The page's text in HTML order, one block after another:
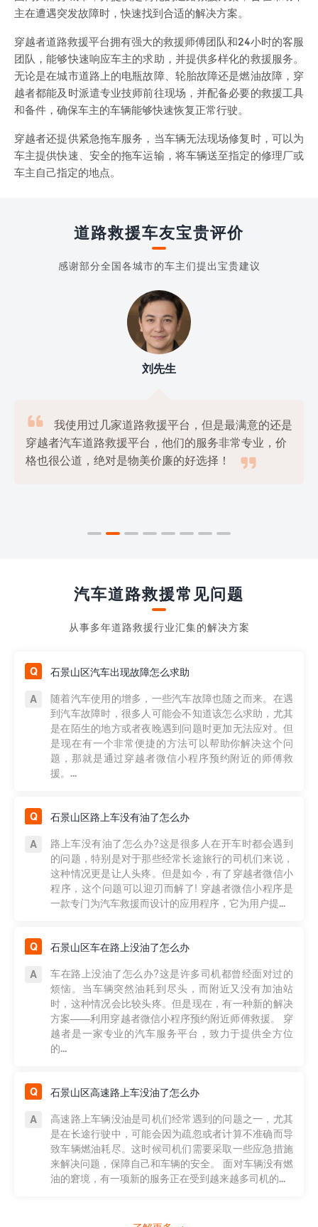
主在遭遇突发故障时，快速找到合适的解决方案。
穿越者道路救援平台拥有强大的救援师傅团队和24小时的客服
团队，能够快速响应车主的求助，并提供多样化的救援服务。
无论是在城市道路上的电瓶故障、轮胎故障还是燃油故障，穿
越者都能及时派遣专业技师前往现场，并配备必要的救援工具
和备件，确保车主的车辆能够快速恢复正常行驶。
穿越者还提供紧急拖车服务，当车辆无法现场修复时，可以为
车主提供快速、安全的拖车运输，将车辆送至指定的修理厂或
车主自己指定的地点。
道路救援车友宝贵评价
感谢部分全国各城市的车主们提出宝贵建议
刘先生

我使用过几家道路救援平台，但是最满意的还是
穿越者汽车道路救援平台，他们的服务非常专业，价
格也很公道，绝对是物美价廉的好选择！

汽车道路救援常见问题
从事多年道路救援行业汇集的解决方案
石景山区汽车出现故障怎么求助
随着汽车使用的增多，一些汽车故障也随之而来。在遇
到汽车故障时，很多人可能会不知道该怎么求助，尤其
是在陌生的地方或者夜晚遇到问题时更加无法应对。但
是现在有一个非常便捷的方法可以帮助你解决这个问
题，那就是通过穿越者微信小程序预约附近的师傅救
援。...
石景山区路上车没有油了怎么办
路上车没有油了怎么办?这是很多人在开车时都会遇到
的问题，特别是对于那些经常长途旅行的司机们来说，
这种情况更是让人头疼。但是如今，有了穿越者微信小
程序，这个问题可以迎刃而解了! 穿越者微信小程序是
一款专门为汽车救援而设计的应用程序，它为用户提...
石景山区车在路上没油了怎么办
车在路上没油了怎么办?这是许多司机都曾经面对过的
烦恼。当车辆突然油耗到尽头，而附近又没有加油站
时，这种情况会比较头疼。但是现在，有一种新的解决
方案——利用穿越者微信小程序预约附近师傅救援。 穿
越者是一家专业的汽车服务平台，致力于提供全方位
的...
石景山区高速路上车没油了怎么办
高速路上车辆没油是司机们经常遇到的问题之一，尤其
是在长途行驶中，可能会因为疏忽或者计算不准确而导
致车辆燃油耗尽。这时候司机们需要采取一些应急措施
来解决问题，保障自己和车辆的安全。 面对车辆没有燃
油的窘境，有一项新的服务正在受到越来越多司机的...